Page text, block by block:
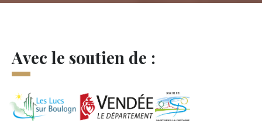
Avec le soutien de :